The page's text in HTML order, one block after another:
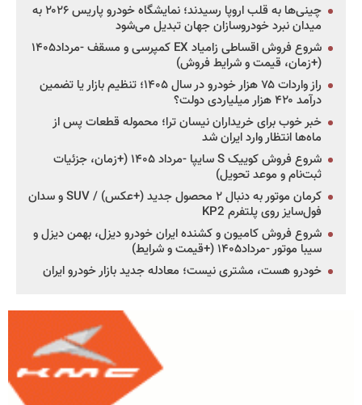
چینی‌ها به قلب اروپا رسیدند؛ نمایشگاه خودرو پاریس ۲۰۲۶ به
میدان نبرد خودروسازان جهان تبدیل می‌شود
شروع فروش اقساطی زامیاد EX کمپرسی و مسقف -مرداد۱۴۰۵
(+زمان، قیمت و شرایط فروش)
راز واردات ۷۵ هزار خودرو در سال ۱۴۰۵؛ تنظیم بازار یا تضمین
درآمد ۴۲۰ هزار میلیاردی دولت؟
خبر خوب برای خریداران نیسان ترا؛ محموله قطعات پس از
ماه‌ها انتظار وارد ایران شد
شروع فروش کوییک S سایپا -مرداد ۱۴۰۵ (+زمان، جزئیات
ثبت‌نام و موعد تحویل)
کرمان موتور به دنبال ۲ محصول جدید (+عکس) / SUV و سدان
فول‌سایز روی پلتفرم KP2
شروع فروش کامیون و کشنده ایران خودرو دیزل، بهمن دیزل و
سیبا موتور -مرداد۱۴۰۵ (+قیمت و شرایط)
خودرو هست، مشتری نیست؛ معادله جدید بازار خودرو ایران